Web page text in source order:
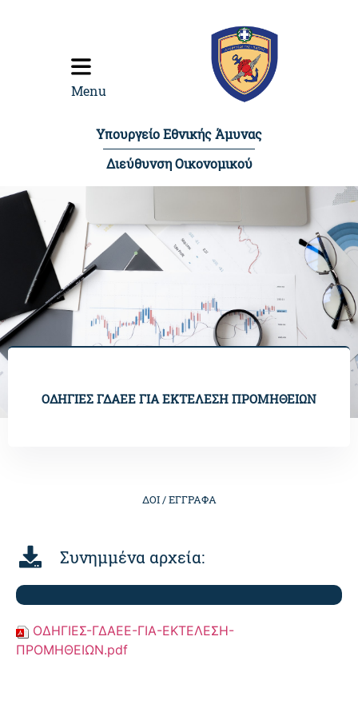
Menu
Υπουργείο Εθνικής Άμυνας
Διεύθυνση Οικονομικού
OΔΗΓΙΕΣ ΓΔΑΕΕ ΓIΑ ΕΚΤΕΛΕΣΗ ΠΡΟΜΗΘΕΙΩΝ
ΔΟΙ /ΕΓΓΡΑΦΑ
Συνημμένα αρχεία:
OΔΗΓΙΕΣ-ΓΔΑΕΕ-ΓIΑ-ΕΚΤΕΛΕΣΗ-
ΠΡΟΜΗΘΕΙΩΝ.pdf